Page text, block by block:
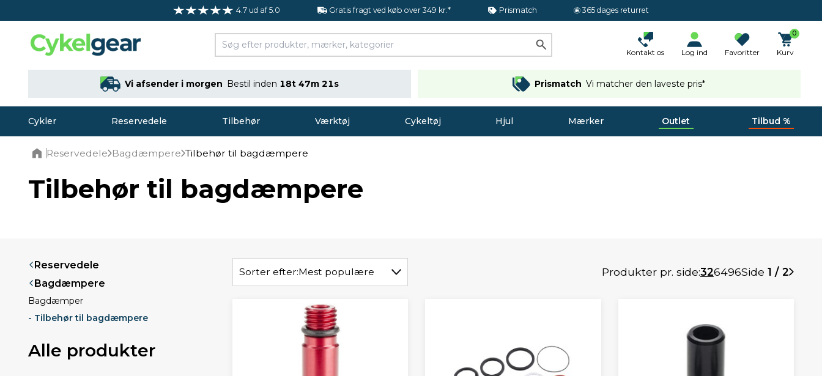
4.7 ud af 5.0 Gratis fragt ved køb over 349 kr.* Prismatch 365 dages returret
Kontakt os Log ind Favoritter
0
Kurv
Vi afsender i morgen Bestil inden 18t 47m 20s Prismatch Vi matcher den laveste pris*
Cykler Reservedele Tilbehør Værktøj Cykeltøj Hjul Mærker Outlet Tilbud %
Reservedele Bagdæmpere Tilbehør til bagdæmpere
Tilbehør til bagdæmpere
Reservedele
Bagdæmpere
Bagdæmper
- Tilbehør til bagdæmpere
Alle produkter
Sorter efter:Mest populære Produkter pr. side:326496Side 1 / 2